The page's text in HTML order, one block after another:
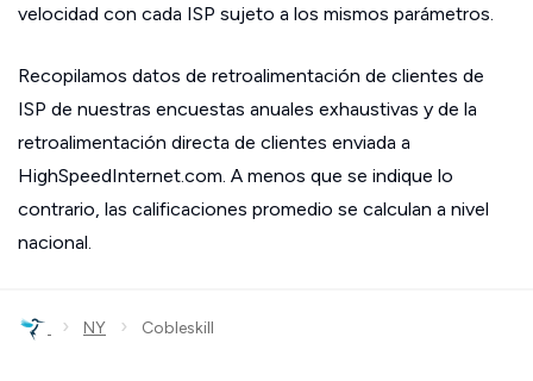
velocidad con cada ISP sujeto a los mismos parámetros.
Recopilamos datos de retroalimentación de clientes de
ISP de nuestras encuestas anuales exhaustivas y de la
retroalimentación directa de clientes enviada a
HighSpeedInternet.com. A menos que se indique lo
contrario, las calificaciones promedio se calculan a nivel
nacional.
› NY › Cobleskill